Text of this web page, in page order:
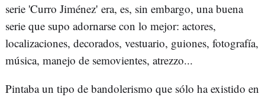
serie 'Curro Jiménez' era, es, sin embargo, una buena
serie que supo adornarse con lo mejor: actores,
localizaciones, decorados, vestuario, guiones, fotografía,
música, manejo de semovientes, atrezzo...
Pintaba un tipo de bandolerismo que sólo ha existido en